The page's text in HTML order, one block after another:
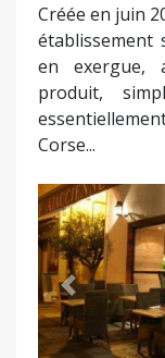
Créée en juin
établissement
en exergue,
produit,
Corse...
Précédent